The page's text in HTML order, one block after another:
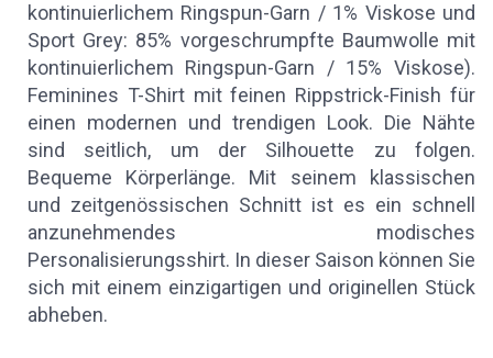
kontinuierlichem Ringspun-Garn / 1% Viskose und
Sport Grey: 85% vorgeschrumpfte Baumwolle mit
kontinuierlichem Ringspun-Garn / 15% Viskose).
Feminines T-Shirt mit feinen Rippstrick-Finish für
einen modernen und trendigen Look. Die Nähte
sind seitlich, um der Silhouette zu folgen.
Bequeme Körperlänge. Mit seinem klassischen
und zeitgenössischen Schnitt ist es ein schnell
anzunehmendes modisches
Personalisierungsshirt. In dieser Saison können Sie
sich mit einem einzigartigen und originellen Stück
abheben.